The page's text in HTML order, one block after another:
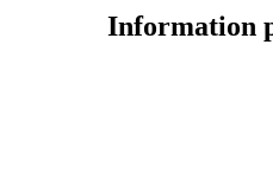
Information